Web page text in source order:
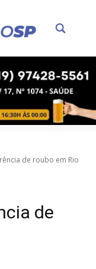
de roubo em Rio
de